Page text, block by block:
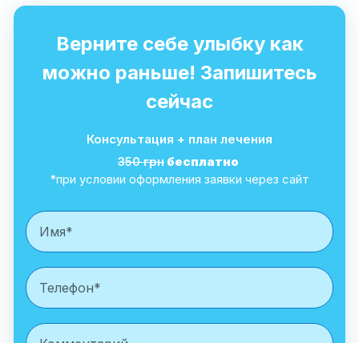
Верните себе улыбку как
можно раньше! Запишитесь
сейчас
Консультация + план лечения
350 грн бесплатно
*при условии оформления заявки через сайт